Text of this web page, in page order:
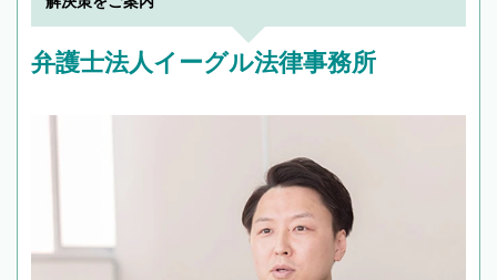
弁護士法人イーグル法律事務所